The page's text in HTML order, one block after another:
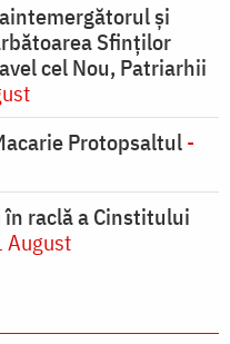
şi
Sfinţilor
cel Nou, Patriarhii
Protopsaltul-
în raclă a Cinstitului
August